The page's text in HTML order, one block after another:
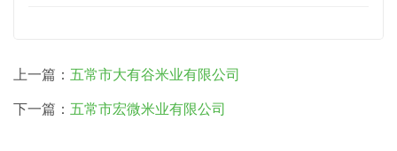
上一篇： 五常市大有谷米业有限公司
下一篇： 五常市宏微米业有限公司